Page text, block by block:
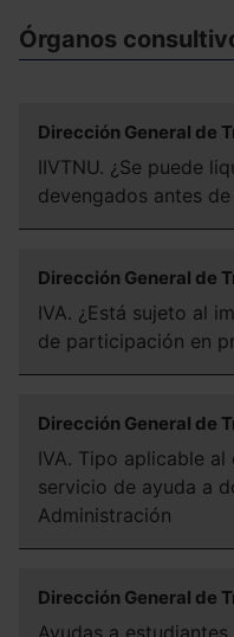
Órganos
Dirección General de
IIVTNU. ¿Se puede
devengados antes
Dirección General de
IVA. ¿Está sujeto al
de participación en
Dirección General de
IVA. Tipo aplicable
servicio de ayuda a
Administración
Dirección General de